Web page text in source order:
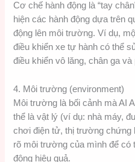
Cơ chế hành động là “tay
hiện các hành động dựa trên
động lên môi trường. Ví dụ,
điều khiển xe tự hành có thể
điều khiển vô lăng, chân ga và
4. Môi trường (environment)
Môi trường là bối cảnh mà AI
thể là vật lý (ví dụ: nhà máy,
chơi điện tử, thị trường chứng
rõ môi trường của mình để có
động hiệu quả.